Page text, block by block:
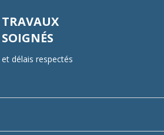
TRAVAUX
SOIGNÉS
et délais respectés